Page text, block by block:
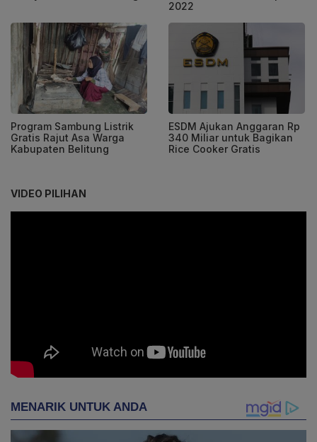
2022
Program Sambung Listrik
Gratis Rajut Asa Warga
Kabupaten Belitung
ESDM Ajukan Anggaran Rp
340 Miliar untuk Bagikan
Rice Cooker Gratis
VIDEO PILIHAN